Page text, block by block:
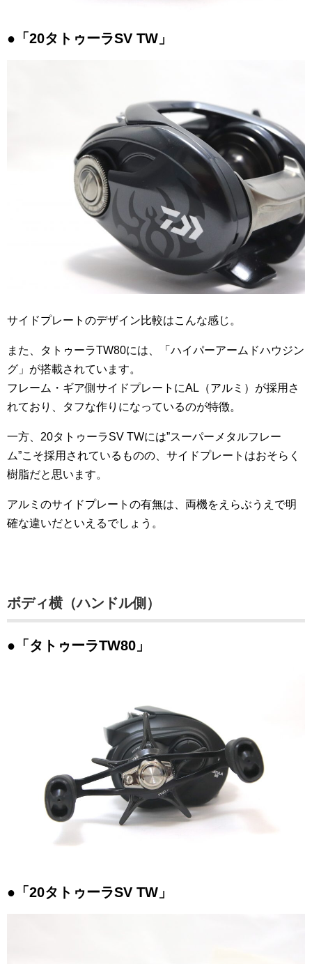
●「20タトゥーラSV TW」
サイドプレートのデザイン比較はこんな感じ。
また、タトゥーラTW80には、「ハイパーアームドハウジン
グ」が搭載されています。
フレーム・ギア側サイドプレートにAL（アルミ）が採用さ
れており、タフな作りになっているのが特徴。
一方、20タトゥーラSV TWには”スーパーメタルフレー
ム”こそ採用されているものの、サイドプレートはおそらく
樹脂だと思います。
アルミのサイドプレートの有無は、両機をえらぶうえで明
確な違いだといえるでしょう。
ボディ横（ハンドル側）
●「タトゥーラTW80」
●「20タトゥーラSV TW」